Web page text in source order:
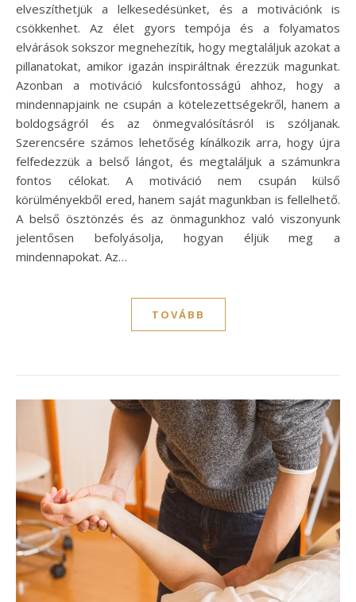
elveszíthetjük a lelkesedésünket, és a motivációnk is
csökkenhet. Az élet gyors tempója és a folyamatos
elvárások sokszor megnehezítik, hogy megtaláljuk azokat a
pillanatokat, amikor igazán inspiráltnak érezzük magunkat.
Azonban a motiváció kulcsfontosságú ahhoz, hogy a
mindennapjaink ne csupán a kötelezettségekről, hanem a
boldogságról és az önmegvalósításról is szóljanak.
Szerencsére számos lehetőség kínálkozik arra, hogy újra
felfedezzük a belső lángot, és megtaláljuk a számunkra
fontos célokat. A motiváció nem csupán külső
körülményekből ered, hanem saját magunkban is fellelhető.
A belső ösztönzés és az önmagunkhoz való viszonyunk
jelentősen befolyásolja, hogyan éljük meg a
mindennapokat. Az…
TOVÁBB